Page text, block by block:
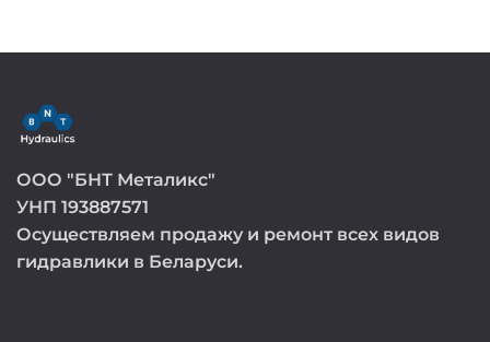
ООО "БНТ Металикс"
УНП 193887571
Осуществляем продажу и ремонт всех видов
гидравлики в Беларуси.